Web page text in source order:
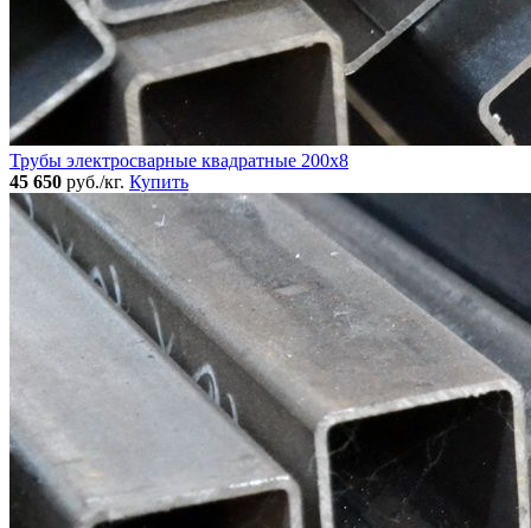
Трубы электросварные квадратные 200x8
45 650 руб./кг. Купить